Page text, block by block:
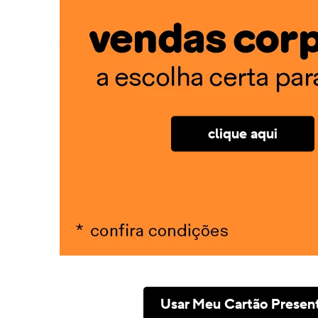
clique aqui
Usar Meu Cartão